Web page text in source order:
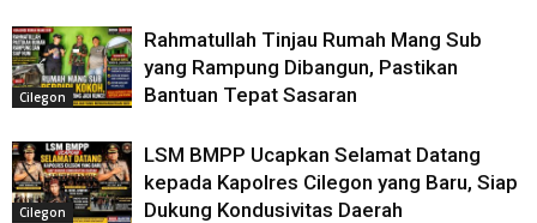
Cilegon
Rahmatullah Tinjau Rumah Mang Sub
yang Rampung Dibangun, Pastikan
Bantuan Tepat Sasaran
Cilegon
LSM BMPP Ucapkan Selamat Datang
kepada Kapolres Cilegon yang Baru, Siap
Dukung Kondusivitas Daerah